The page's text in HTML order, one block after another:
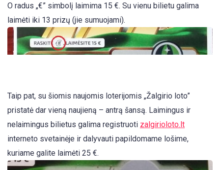
O radus „€” simbolį laimima 15 €. Su vienu bilietu galima
laimėti iki 13 prizų (jie sumuojami).
Taip pat, su šiomis naujomis loterijomis „Žalgirio loto”
pristatė dar vieną naujieną – antrą šansą. Laimingus ir
nelaimingus bilietus galima registruoti zalgirioloto.lt
interneto svetainėje ir dalyvauti papildomame lošime,
kuriame galite laimėti 25 €.